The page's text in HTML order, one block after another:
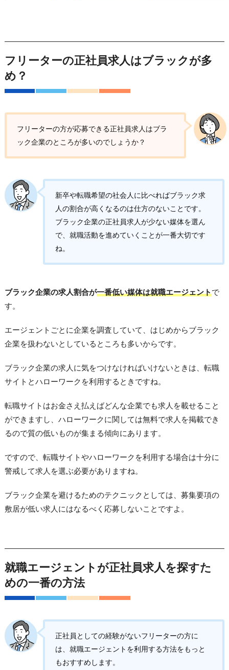
フリーターの正社員求人はブラックが多
め？
フリーターの方が応募できる正社員求人はブラ
ック企業のところが多いのでしょうか？
新卒や転職希望の社会人に比べればブラック求
人の割合が高くなるのは仕方のないことです。
ブラック企業の正社員求人が少ない媒体を選ん
で、就職活動を進めていくことが一番大切です
ね。
ブラック企業の求人割合が一番低い媒体は就職エージェントで
す。
エージェントごとに企業を調査していて、はじめからブラック
企業を扱わないとしているところも多いからです。
ブラック企業の求人に気をつけなければいけないときは、転職
サイトとハローワークを利用するときですね。
転職サイトはお金さえ払えばどんな企業でも求人を載せること
ができますし、ハローワークに関しては無料で求人を掲載でき
るので質の低いものが集まる傾向にあります。
ですので、転職サイトやハローワークを利用する場合は十分に
警戒して求人を選ぶ必要がありますね。
ブラック企業を避けるためのテクニックとしては、募集要項の
敷居が低い求人にはなるべく応募しないことですよ。
就職エージェントが正社員求人を探すた
めの一番の方法
正社員としての経験がないフリーターの方に
は、就職エージェントを利用する方法をもっと
もおすすめします。